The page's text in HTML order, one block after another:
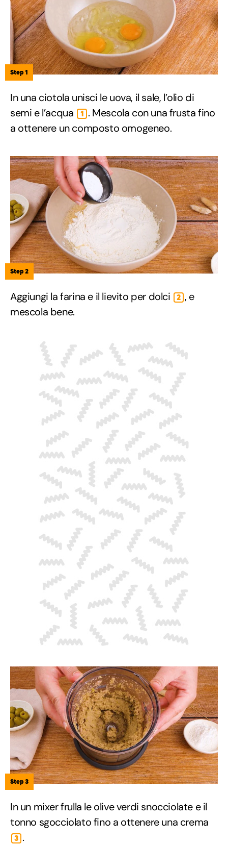
Step 1
In una ciotola unisci le uova, il sale, l’olio di
semi e l’acqua
1 . Mescola con una frusta fino
a ottenere un composto omogeneo.
Step 2
Aggiungi la farina e il lievito per dolci 2 , e
mescola bene.
Step 3
In un mixer frulla le olive verdi snocciolate e il
tonno sgocciolato fino a ottenere una crema
3 .